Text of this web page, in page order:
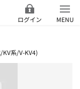
ログイン MENU
系/V-KV4)